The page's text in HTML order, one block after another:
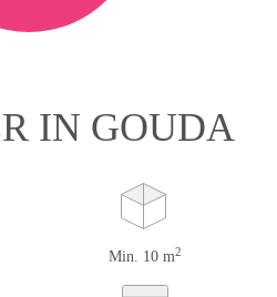
IN GOUDA
Min. 10 m2